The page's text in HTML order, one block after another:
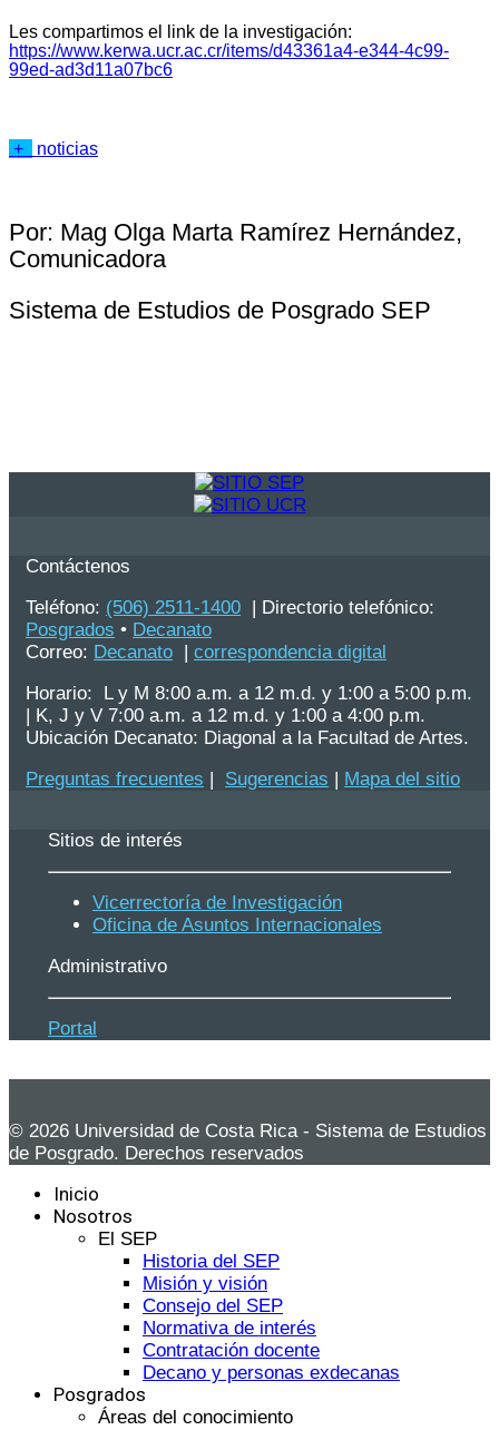
Les compartimos el link de la investigación:
https://www.kerwa.ucr.ac.cr/items/d43361a4-e344-4c99-
99ed-ad3d11a07bc6
+ noticias
Por: Mag Olga Marta Ramírez Hernández,
Comunicadora
Sistema de Estudios de Posgrado SEP
Contáctenos
Teléfono: (506) 2511-1400 | Directorio telefónico:
Posgrados • Decanato
Correo: Decanato | correspondencia digital
Horario: L y M 8:00 a.m. a 12 m.d. y 1:00 a 5:00 p.m.
| K, J y V 7:00 a.m. a 12 m.d. y 1:00 a 4:00 p.m.
Ubicación Decanato: Diagonal a la Facultad de Artes.
Preguntas frecuentes | Sugerencias | Mapa del sitio
Sitios de interés
Vicerrectoría de Investigación
Oficina de Asuntos Internacionales
Administrativo
Portal
© 2026 Universidad de Costa Rica - Sistema de Estudios
de Posgrado. Derechos reservados
Inicio
Nosotros
El SEP
Historia del SEP
Misión y visión
Consejo del SEP
Normativa de interés
Contratación docente
Decano y personas exdecanas
Posgrados
Áreas del conocimiento